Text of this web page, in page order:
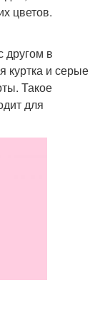
цветов.
другом в
куртка и серые
Такое
для